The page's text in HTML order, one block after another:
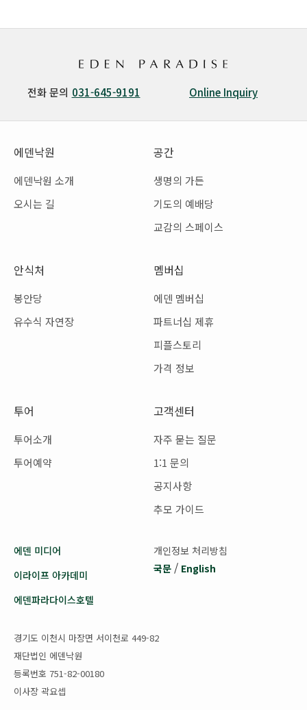
전화 문의 031-645-9191 Online Inquiry
에덴낙원
에덴낙원 소개
오시는 길
공간
생명의 가든
기도의 예배당
교감의 스페이스
안식처
봉안당
유수식 자연장
멤버십
에덴 멤버십
파트너십 제휴
피플스토리
가격 정보
투어
투어소개
투어예약
고객센터
자주 묻는 질문
1:1 문의
공지사항
추모 가이드
에덴 미디어
이라이프 아카데미
에덴파라다이스호텔
개인정보 처리방침
국문 / English
경기도 이천시 마장면 서이천로 449-82
재단법인 에덴낙원
등록번호 751-82-00180
이사장 곽요셉